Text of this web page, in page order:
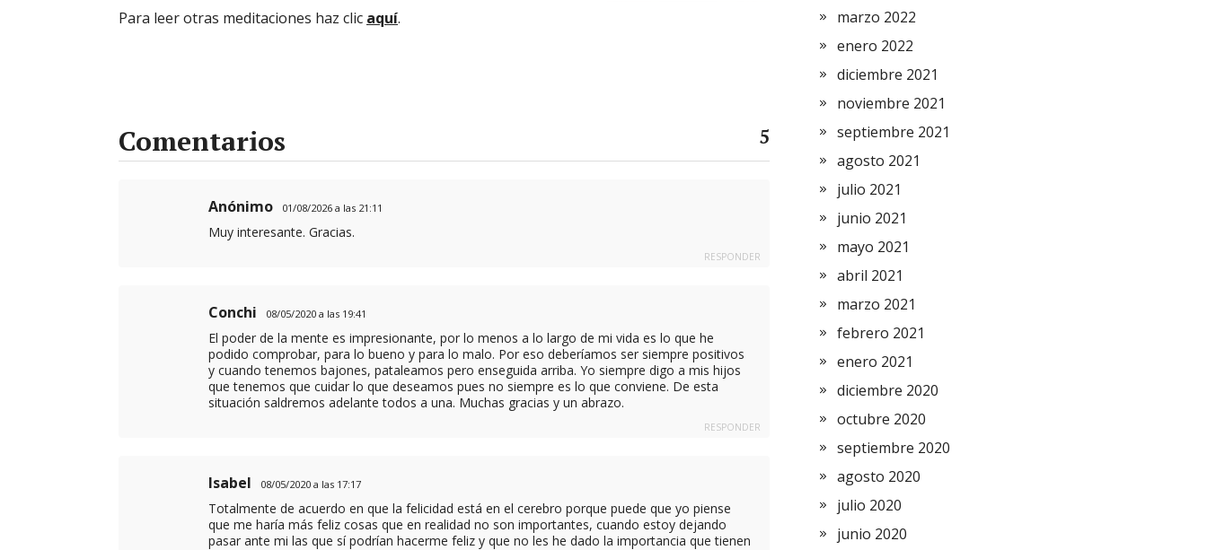
Para leer otras meditaciones haz clic aquí.
Comentarios 5
Anónimo 01/08/2026 a las 21:11
Muy interesante. Gracias.
RESPONDER
Conchi 08/05/2020 a las 19:41
El poder de la mente es impresionante, por lo menos a lo largo de mi vida es lo que he
podido comprobar, para lo bueno y para lo malo. Por eso deberíamos ser siempre positivos
y cuando tenemos bajones, pataleamos pero enseguida arriba. Yo siempre digo a mis hijos
que tenemos que cuidar lo que deseamos pues no siempre es lo que conviene. De esta
situación saldremos adelante todos a una. Muchas gracias y un abrazo.
RESPONDER
Isabel 08/05/2020 a las 17:17
Totalmente de acuerdo en que la felicidad está en el cerebro porque puede que yo piense
que me haría más feliz cosas que en realidad no son importantes, cuando estoy dejando
pasar ante mi las que sí podrían hacerme feliz y que no les he dado la importancia que tienen
marzo 2022
enero 2022
diciembre 2021
noviembre 2021
septiembre 2021
agosto 2021
julio 2021
junio 2021
mayo 2021
abril 2021
marzo 2021
febrero 2021
enero 2021
diciembre 2020
octubre 2020
septiembre 2020
agosto 2020
julio 2020
junio 2020